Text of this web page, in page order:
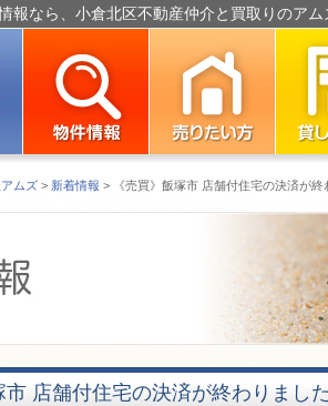
報なら、小倉北区不動産仲介と買取りのア
ムズ > 新着情報 > 《売買》飯塚市 店舗付住宅の決済が
市 店舗付住宅の決済が終わりまし